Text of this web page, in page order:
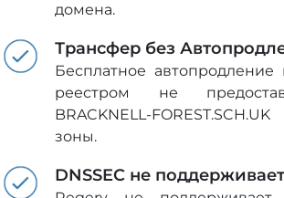
домена.
Трансфер без
Бесплатное
реестром не
BRACKNELL-
зоны.
DNSSEC не